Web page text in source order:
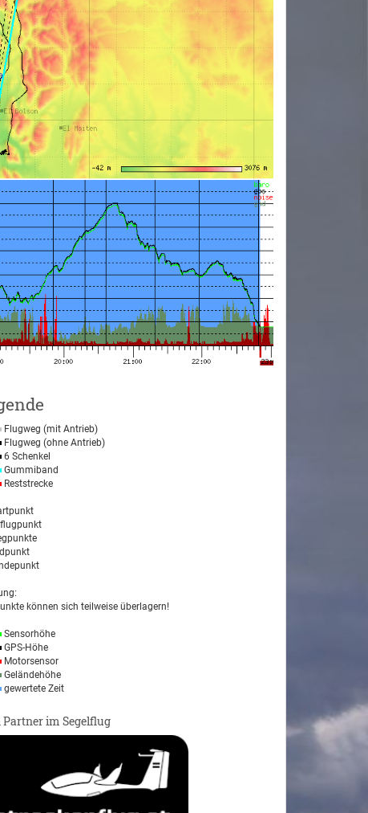
Flugweg (mit Antrieb)
Flugweg (ohne Antrieb)
6 Schenkel
Gummiband
Reststrecke
können sich teilweise überlagern!
Sensorhöhe
GPS-Höhe
Motorsensor
Geländehöhe
gewertete Zeit
Partner im Segelflug